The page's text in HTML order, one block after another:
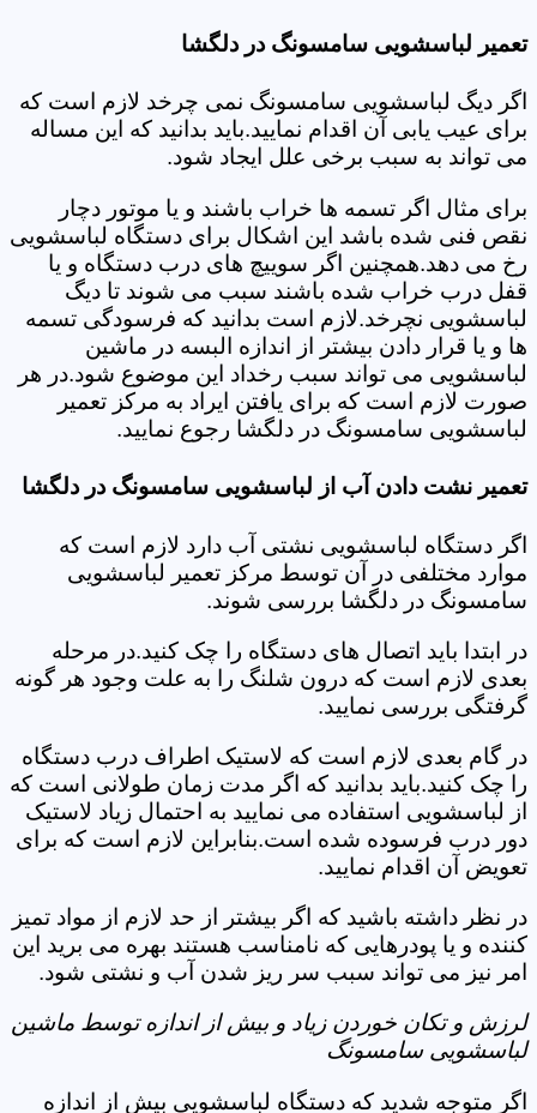
تعمیر لباسشویی سامسونگ در دلگشا
اگر دیگ لباسشویی سامسونگ نمی چرخد لازم است که
برای عیب یابی آن اقدام نمایید.باید بدانید که این مساله
می تواند به سبب برخی علل ایجاد شود.
برای مثال اگر تسمه ها خراب باشند و یا موتور دچار
نقص فنی شده باشد این اشکال برای دستگاه لباسشویی
رخ می دهد.همچنین اگر سوییچ های درب دستگاه و یا
قفل درب خراب شده باشند سبب می شوند تا دیگ
لباسشویی نچرخد.لازم است بدانید که فرسودگی تسمه
ها و یا قرار دادن بیشتر از اندازه البسه در ماشین
لباسشویی می تواند سبب رخداد این موضوع شود.در هر
صورت لازم است که برای یافتن ایراد به مرکز تعمیر
لباسشویی سامسونگ در دلگشا رجوع نمایید.
تعمیر نشت دادن آب از لباسشویی سامسونگ در دلگشا
اگر دستگاه لباسشویی نشتی آب دارد لازم است که
موارد مختلفی در آن توسط مرکز تعمیر لباسشویی
سامسونگ در دلگشا بررسی شوند.
در ابتدا باید اتصال های دستگاه را چک کنید.در مرحله
بعدی لازم است که درون شلنگ را به علت وجود هر گونه
گرفتگی بررسی نمایید.
در گام بعدی لازم است که لاستیک اطراف درب دستگاه
را چک کنید.باید بدانید که اگر مدت زمان طولانی است که
از لباسشویی استفاده می نمایید به احتمال زیاد لاستیک
دور درب فرسوده شده است.بنابراین لازم است که برای
تعویض آن اقدام نمایید.
در نظر داشته باشید که اگر بیشتر از حد لازم از مواد تمیز
کننده و یا پودرهایی که نامناسب هستند بهره می برید این
امر نیز می تواند سبب سر ریز شدن آب و نشتی شود.
لرزش و تکان خوردن زیاد و بیش از اندازه توسط ماشین
لباسشویی سامسونگ
اگر متوجه شدید که دستگاه لباسشویی بیش از اندازه